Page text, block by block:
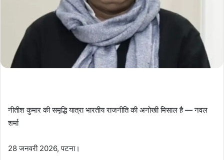
नीतीश कुमार की समृद्धि यात्रा भारतीय राजनीति की अनोखी मिसाल है — नवल
शर्मा
28 जनवरी 2026, पटना।